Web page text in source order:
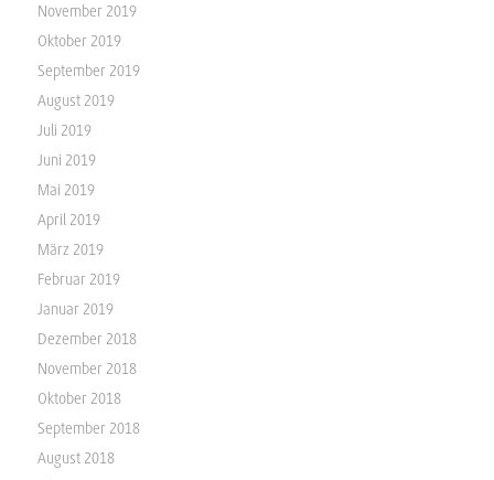
November 2019
Oktober 2019
September 2019
August 2019
Juli 2019
Juni 2019
Mai 2019
April 2019
März 2019
Februar 2019
Januar 2019
Dezember 2018
November 2018
Oktober 2018
September 2018
August 2018